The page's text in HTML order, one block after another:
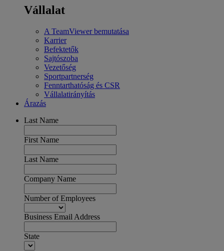
Vállalat
A TeamViewer bemutatása
Karrier
Befektetők
Sajtószoba
Vezetőség
Sportpartnerség
Fenntarthatóság és CSR
Vállalatirányítás
Árazás
Last Name
First Name
Last Name
Company Name
Number of Employees
Business Email Address
State